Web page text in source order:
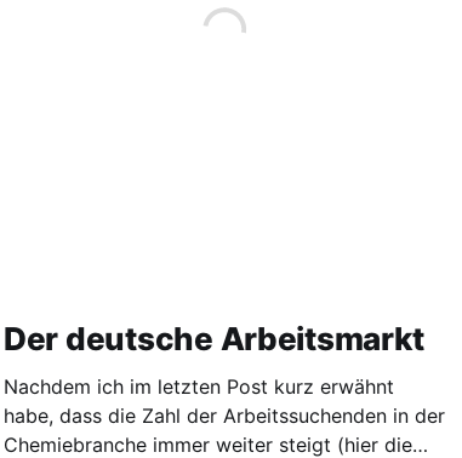
Der deutsche Arbeitsmarkt
Nachdem ich im letzten Post kurz erwähnt
habe, dass die Zahl der Arbeitssuchenden in der
Chemiebranche immer weiter steigt (hier die